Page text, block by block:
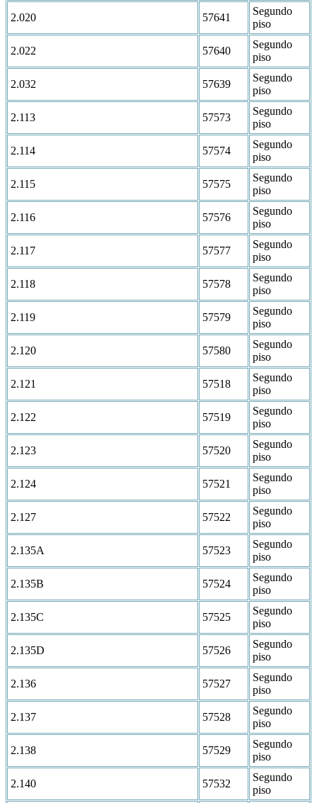
2.020 57641
Segundo
piso
2.022 57640
Segundo
piso
2.032 57639
Segundo
piso
2.113 57573
Segundo
piso
2.114 57574
Segundo
piso
2.115 57575
Segundo
piso
2.116 57576
Segundo
piso
2.117 57577
Segundo
piso
2.118 57578
Segundo
piso
2.119 57579
Segundo
piso
2.120 57580
Segundo
piso
2.121 57518
Segundo
piso
2.122 57519
Segundo
piso
2.123 57520
Segundo
piso
2.124 57521
Segundo
piso
2.127 57522
Segundo
piso
2.135A 57523
Segundo
piso
2.135B 57524
Segundo
piso
2.135C 57525
Segundo
piso
2.135D 57526
Segundo
piso
2.136 57527
Segundo
piso
2.137 57528
Segundo
piso
2.138 57529
Segundo
piso
2.140 57532
Segundo
piso